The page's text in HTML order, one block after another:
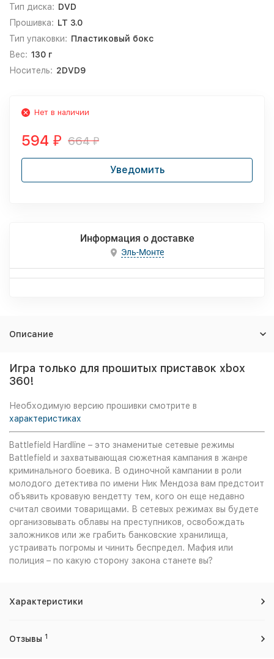
Тип диска: DVD
Прошивка: LT 3.0
Тип упаковки: Пластиковый бокс
Вес: 130 г
Носитель: 2DVD9
Нет в наличии
594 ₽ 664₽
Уведомить
Информация о доставке
Эль-Монте
Описание
Игра только для прошитых приставок xbox
360!
Необходимую версию прошивки смотрите в
характеристиках
Battlefield Hardline – это знаменитые сетевые режимы
Battlefield и захватывающая сюжетная кампания в жанре
криминального боевика. В одиночной кампании в роли
молодого детектива по имени Ник Мендоза вам предстоит
объявить кровавую вендетту тем, кого он еще недавно
считал своими товарищами. В сетевых режимах вы будете
организовывать облавы на преступников, освобождать
заложников или же грабить банковские хранилища,
устраивать погромы и чинить беспредел. Мафия или
полиция – по какую сторону закона станете вы?
Характеристики
Отзывы 1